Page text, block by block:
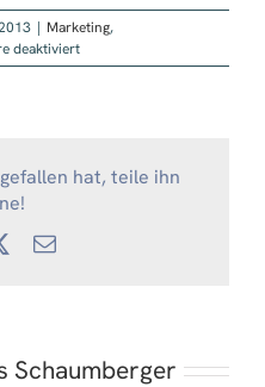
| Marketing,
deaktiviertfür
10
Onlinemarketing
hat, teile ihn
X
E-
Schaumberger